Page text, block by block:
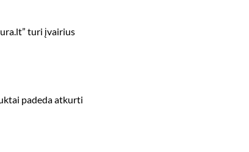
turi įvairius
padeda atkurti